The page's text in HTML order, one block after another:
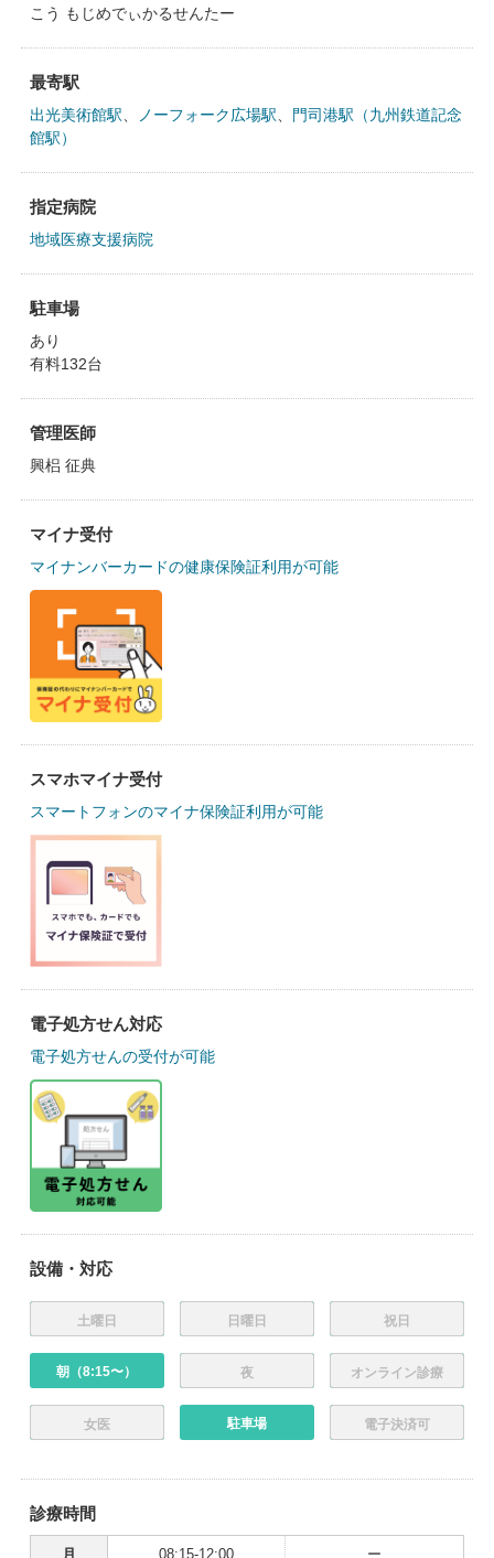
こう もじめでぃかるせんたー
最寄駅
出光美術館駅 ノーフォーク広場駅
門司港駅（九州鉄道記念
館駅）
指定病院
地域医療支援病院
駐車場
あり
有料132台
管理医師
興梠 征典
マイナ受付
マイナンバーカードの健康保険証利用が可能
スマホマイナ受付
スマートフォンのマイナ保険証利用が可能
電子処方せん対応
電子処方せんの受付が可能
設備・対応
土曜日 日曜日 祝日
朝（8:15〜） 夜 オンライン診療
女医 駐車場 電子決済可
診療時間
月 08:15-12:00 ー